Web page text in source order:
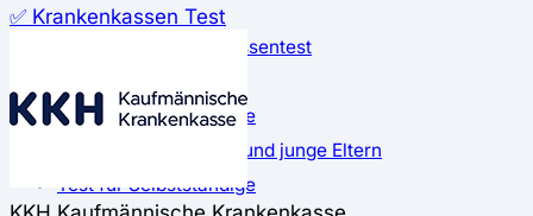
✅ Krankenkassen Test
Der große Krankenkassentest
Test für Auszubildende
Test für Schwangere und junge Eltern
Test für Selbstständige